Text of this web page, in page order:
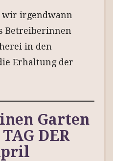
irgendwann
Betreiberinnen
in den
Erhaltung der
Garten
DER